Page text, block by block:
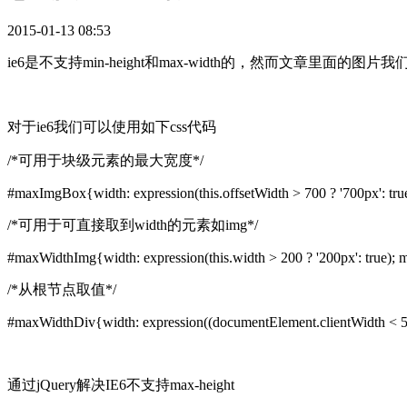
2015-01-13 08:53
ie6是不支持min-height和max-width的，然而文章里面的图片
对于ie6我们可以使用如下css代码
/*可用于块级元素的最大宽度*/
#maxImgBox{width: expression(this.offsetWidth > 700 ? '700px':
/*可用于可直接取到width的元素如img*/
#maxWidthImg{width: expression(this.width > 200 ? '200px': true);
/*从根节点取值*/
#maxWidthDiv{width: expression((documentElement.clientWidth <
通过jQuery解决IE6不支持max-height